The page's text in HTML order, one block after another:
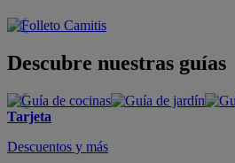
Descubre nuestras guías
Tarjeta
Descuentos y más